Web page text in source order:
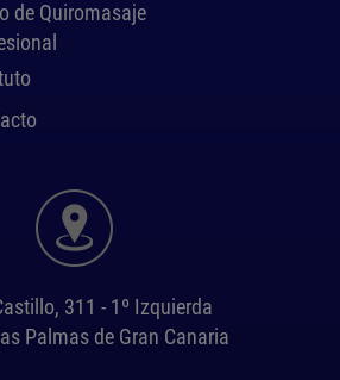
de Quiromasaje
311 - 1º Izquierda
Palmas de Gran Canaria